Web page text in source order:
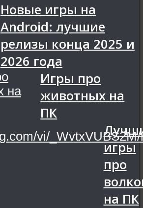
Новые игры на
Android: лучшие
релизы конца 2025 и
2026 года
Игры про
животных на
ПК
игры
про
на ПК